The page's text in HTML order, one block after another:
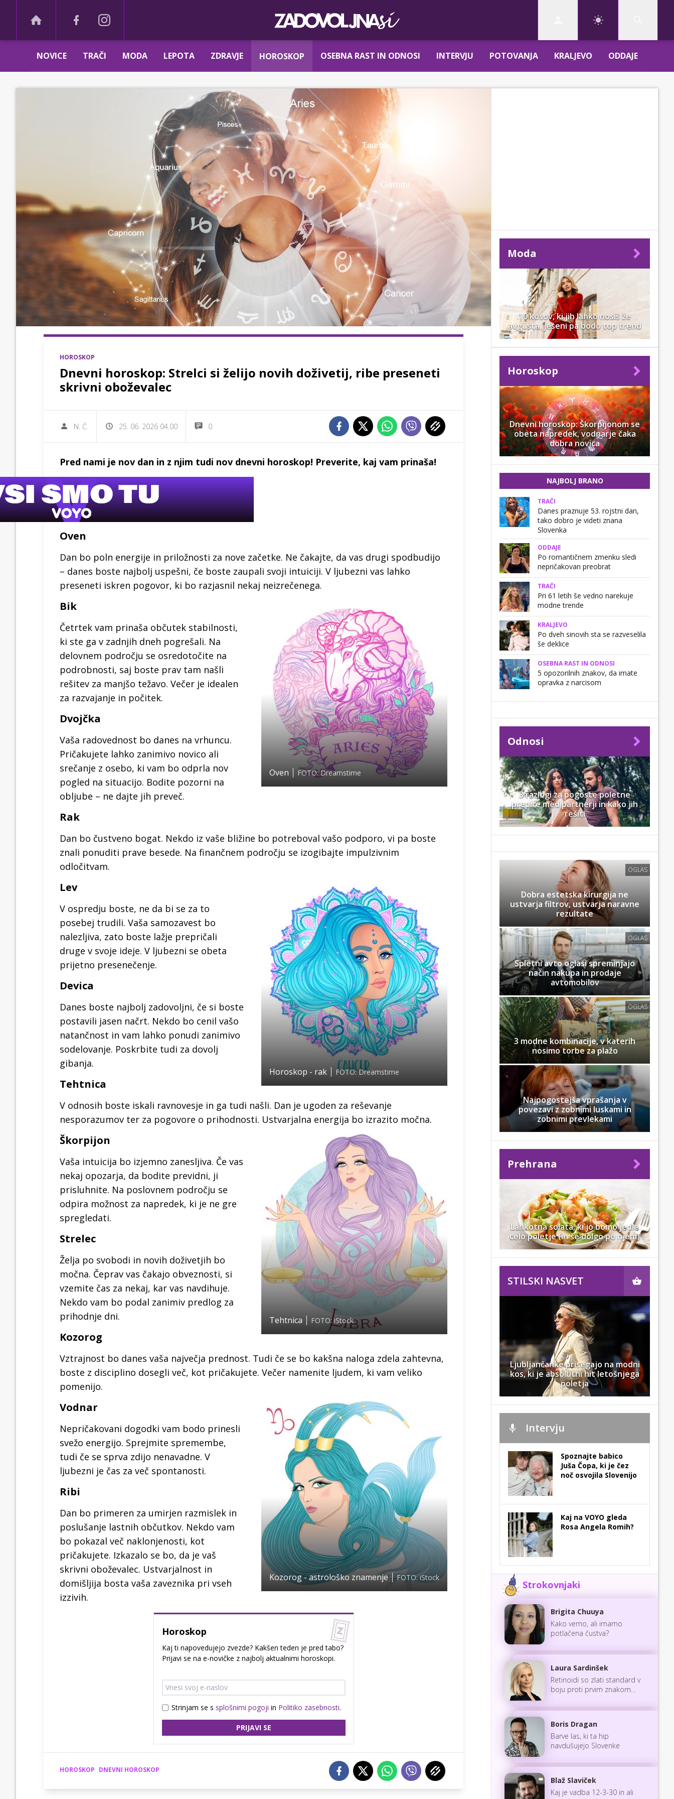
NOVICE TRAČI MODA LEPOTA ZDRAVJE HOROSKOP OSEBNA RAST IN ODNOSI INTERVJU POTOVANJA KRALJEVO ODDAJE
HOROSKOP
Dnevni horoskop: Strelci si želijo novih doživetij, ribe preseneti
skrivni oboževalec
N. Č. 25. 06. 2026 04.00 0
Pred nami je nov dan in z njim tudi nov dnevni horoskop! Preverite, kaj vam prinaša!
Oven
Dan bo poln energije in priložnosti za nove začetke. Ne čakajte, da vas drugi spodbudijo
– danes boste najbolj uspešni, če boste zaupali svoji intuiciji. V ljubezni vas lahko
preseneti iskren pogovor, ki bo razjasnil nekaj neizrečenega.
Oven FOTO: Dreamstime
Bik
Četrtek vam prinaša občutek stabilnosti,
ki ste ga v zadnjih dneh pogrešali. Na
delovnem področju se osredotočite na
podrobnosti, saj boste prav tam našli
rešitev za manjšo težavo. Večer je idealen
za razvajanje in počitek.
Dvojčka
Vaša radovednost bo danes na vrhuncu.
Pričakujete lahko zanimivo novico ali
srečanje z osebo, ki vam bo odprla nov
pogled na situacijo. Bodite pozorni na
obljube – ne dajte jih preveč.
Rak
Dan bo čustveno bogat. Nekdo iz vaše bližine bo potreboval vašo podporo, vi pa boste
znali ponuditi prave besede. Na finančnem področju se izogibajte impulzivnim
odločitvam.
Horoskop - rak FOTO: Dreamstime
Lev
V ospredju boste, ne da bi se za to
posebej trudili. Vaša samozavest bo
nalezljiva, zato boste lažje prepričali
druge v svoje ideje. V ljubezni se obeta
prijetno presenečenje.
Devica
Danes boste najbolj zadovoljni, če si boste
postavili jasen načrt. Nekdo bo cenil vašo
natančnost in vam lahko ponudi zanimivo
sodelovanje. Poskrbite tudi za dovolj
gibanja.
Tehtnica
V odnosih boste iskali ravnovesje in ga tudi našli. Dan je ugoden za reševanje
nesporazumov ter za pogovore o prihodnosti. Ustvarjalna energija bo izrazito močna.
Tehtnica FOTO: iStock
Škorpijon
Vaša intuicija bo izjemno zanesljiva. Če vas
nekaj opozarja, da bodite previdni, ji
prisluhnite. Na poslovnem področju se
odpira možnost za napredek, ki je ne gre
spregledati.
Strelec
Želja po svobodi in novih doživetjih bo
močna. Čeprav vas čakajo obveznosti, si
vzemite čas za nekaj, kar vas navdihuje.
Nekdo vam bo podal zanimiv predlog za
prihodnje dni.
Kozorog
Vztrajnost bo danes vaša največja prednost. Tudi če se bo kakšna naloga zdela zahtevna,
boste z disciplino dosegli več, kot pričakujete. Večer namenite ljudem, ki vam veliko
pomenijo.
Kozorog - astrološko znamenje FOTO: iStock
Vodnar
Nepričakovani dogodki vam bodo prinesli
svežo energijo. Sprejmite spremembe,
tudi če se sprva zdijo nenavadne. V
ljubezni je čas za več spontanosti.
Ribi
Dan bo primeren za umirjen razmislek in
poslušanje lastnih občutkov. Nekdo vam
bo pokazal več naklonjenosti, kot
pričakujete. Izkazalo se bo, da je vaš
skrivni oboževalec. Ustvarjalnost in
domišljija bosta vaša zaveznika pri vseh
izzivih.
Horoskop
Kaj ti napovedujejo zvezde? Kakšen teden je pred tabo?
Prijavi se na e-novičke z najbolj aktualnimi horoskopi.
Strinjam se s splošnimi pogoji in Politiko zasebnosti.
PRIJAVI SE
HOROSKOP DNEVNI HOROSKOP
Moda
10 kosov, ki jih lahko nosiš že
avgusta, jeseni pa bodo top trend
Horoskop
Dnevni horoskop: Škorpijonom se
obeta napredek, vodnarje čaka
dobra novica
NAJBOLJ BRANO
TRAČI
Danes praznuje 53. rojstni dan,
tako dobro je videti znana
Slovenka
ODDAJE
Po romantičnem zmenku sledi
nepričakovan preobrat
TRAČI
Pri 61 letih še vedno narekuje
modne trende
KRALJEVO
Po dveh sinovih sta se razveselila
še deklice
OSEBNA RAST IN ODNOSI
5 opozorilnih znakov, da imate
opravka z narcisom
Odnosi
3 razlogi za pogoste poletne
prepire med partnerji in kako jih
rešiti
OGLAS
Dobra estetska kirurgija ne
ustvarja filtrov, ustvarja naravne
rezultate
OGLAS
Spletni avto oglasi spreminjajo
način nakupa in prodaje
avtomobilov
OGLAS
3 modne kombinacije, v katerih
nosimo torbe za plažo
Najpogostejša vprašanja v
povezavi z zobnimi luskami in
zobnimi prevlekami
Prehrana
Lahkotna solata, ki jo bomo jedle
celo poletje (in še dolgo po njem)
STILSKI NASVET
Ljubljančanke prisegajo na modni
kos, ki je absolutni hit letošnjega
poletja
Intervju
Spoznajte babico
Juša Čopa, ki je čez
noč osvojila Slovenijo
Kaj na VOYO gleda
Rosa Angela Romih?
Strokovnjaki
Brigita Chuuya
Kako vemo, ali imamo
potlačena čustva?
Laura Sardinšek
Retinoidi so zlati standard v
boju proti prvim znakom
Boris Dragan
Barve las, ki ta hip
navdušujejo Slovenke
Blaž Slaviček
Kaj je vadba 12-3-30 in ali